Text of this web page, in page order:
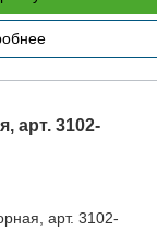
арт. 3102-